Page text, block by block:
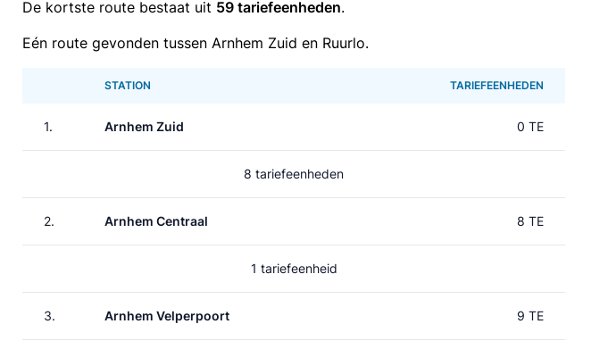
De kortste route bestaat uit 59 tariefeenheden.
Eén route gevonden tussen Arnhem Zuid en Ruurlo.
STATION TARIEFEENHEDEN
1. Arnhem Zuid 0 TE
8 tariefeenheden
2. Arnhem Centraal 8 TE
1 tariefeenheid
3. Arnhem Velperpoort 9 TE